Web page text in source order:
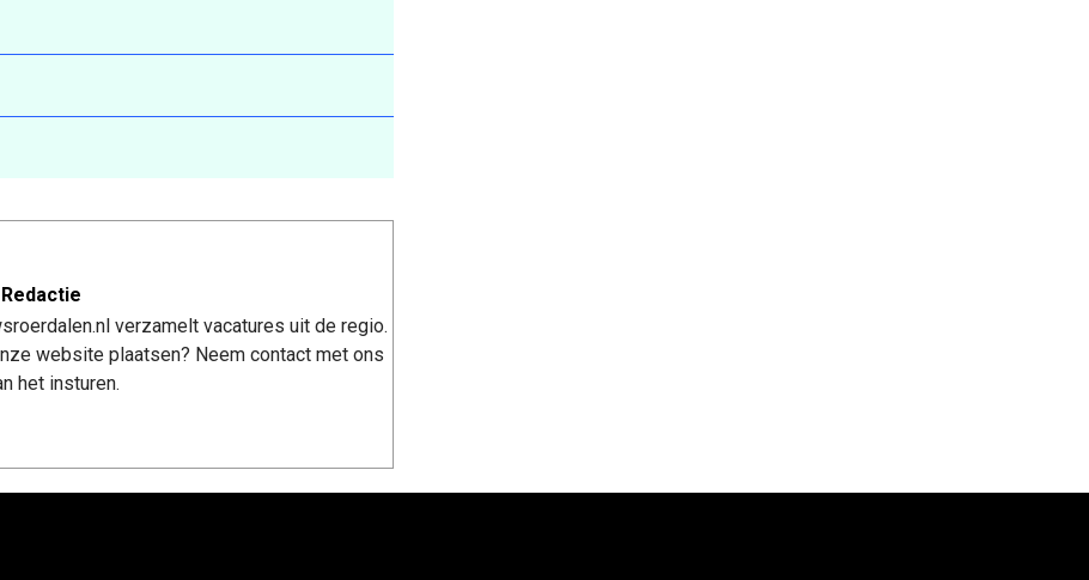
verzamelt vacatures uit de regio.
website plaatsen? Neem contact met ons
het insturen.